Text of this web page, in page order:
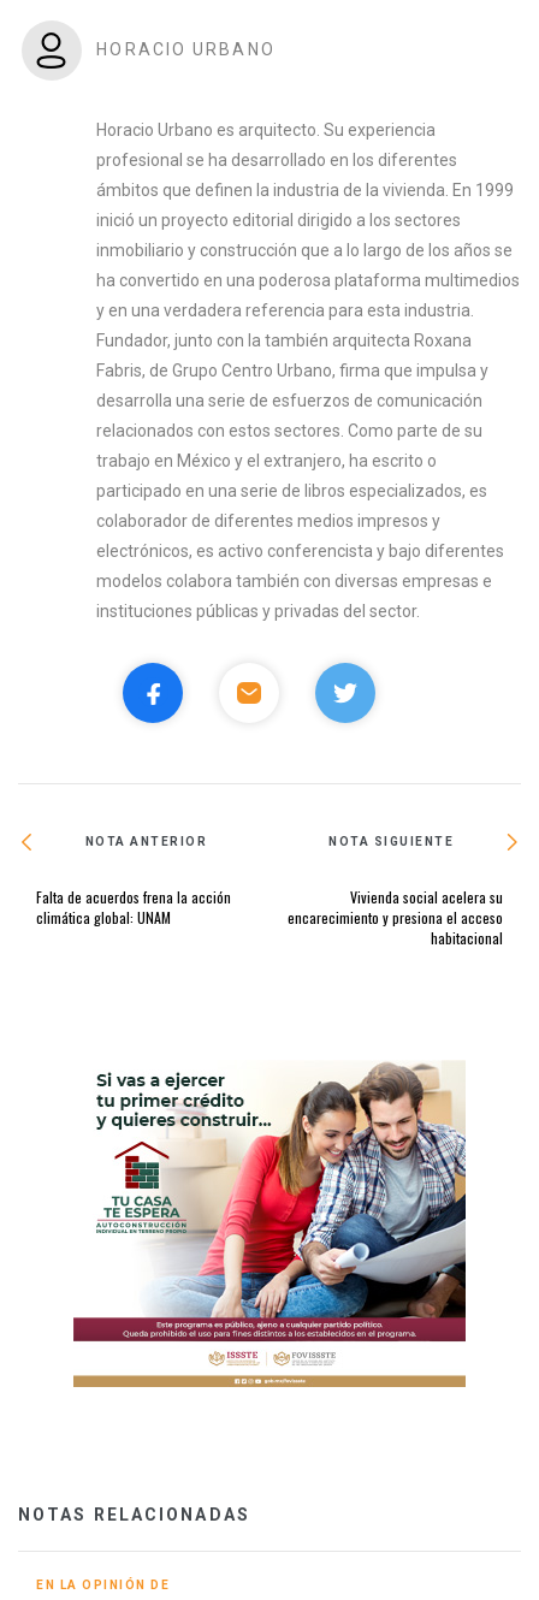
HORACIO URBANO
Horacio Urbano es arquitecto. Su experiencia
profesional se ha desarrollado en los diferentes
ámbitos que definen la industria de la vivienda. En 1999
inició un proyecto editorial dirigido a los sectores
inmobiliario y construcción que a lo largo de los años se
ha convertido en una poderosa plataforma multimedios
y en una verdadera referencia para esta industria.
Fundador, junto con la también arquitecta Roxana
Fabris, de Grupo Centro Urbano, firma que impulsa y
desarrolla una serie de esfuerzos de comunicación
relacionados con estos sectores. Como parte de su
trabajo en México y el extranjero, ha escrito o
participado en una serie de libros especializados, es
colaborador de diferentes medios impresos y
electrónicos, es activo conferencista y bajo diferentes
modelos colabora también con diversas empresas e
instituciones públicas y privadas del sector.
NOTA ANTERIOR
Falta de acuerdos frena la acción
climática global: UNAM
NOTA SIGUIENTE
Vivienda social acelera su
encarecimiento y presiona el acceso
habitacional
NOTAS RELACIONADAS
EN LA OPINIÓN DE